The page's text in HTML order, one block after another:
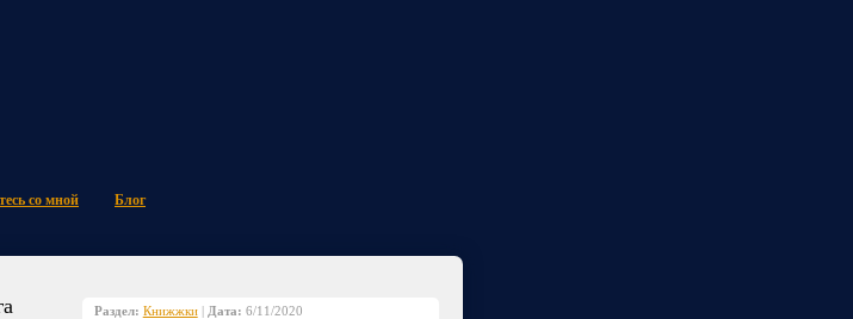
со мной Блог
Раздел: Книжжки| Дата: 6/11/2020